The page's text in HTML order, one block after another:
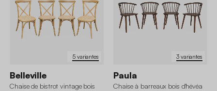
5 variantes
Belleville
Chaise de bistrot vintage bois
3 variantes
Paula
Chaise à barreaux bois d'hévéa